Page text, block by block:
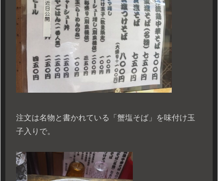
注文は名物と書かれている「蟹塩そば」を味付け玉
子入りで。